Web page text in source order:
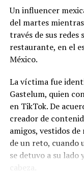
Un influencer
del martes
través de sus redes
restaurante, en el
México.
La víctima fue
Gastelum, quien
en TikTok. De
creador de
amigos, vestidos
de un reto, cuando
se detuvo a su
cabeza.